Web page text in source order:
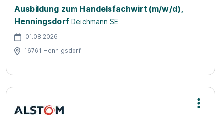
Ausbildung zum Handelsfachwirt (m/w/d),
Henningsdorf Deichmann SE
01.08.2026
16761 Hennigsdorf